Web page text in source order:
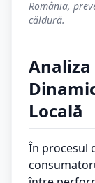
România,
căldură.
Locală
În procesul